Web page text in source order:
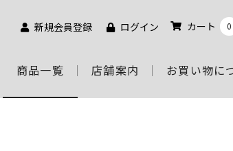
新規会員登録 ログイン カート 0
商品一覧 店舗案内 お買い物に